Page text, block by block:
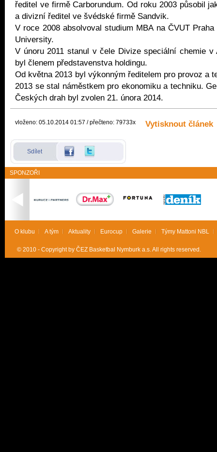
ředitel ve firmě Carborundum. Od roku 2003 působil
a divizní ředitel ve švédské firmě Sandvik.
V roce 2008 absolvoval studium MBA na ČVUT
University.
V únoru 2011 stanul v čele Divize speciální chemie v
byl členem představenstva holdingu.
Od května 2013 byl výkonným ředitelem pro provoz a
2013 se stal náměstkem pro ekonomiku a techniku.
Českých drah byl zvolen 21. února 2014.
vloženo: 05.10.2014 01:57 / přečteno: 79733x Vytisknout článek
Sdílet
SPONZOŘI
O klubu A tým Aktuality Eurocup Galerie Týmy Mattoni NBL
© 2010 - Copyright by ČEZ Basketbal Nymburk a.s. All rights reserved.